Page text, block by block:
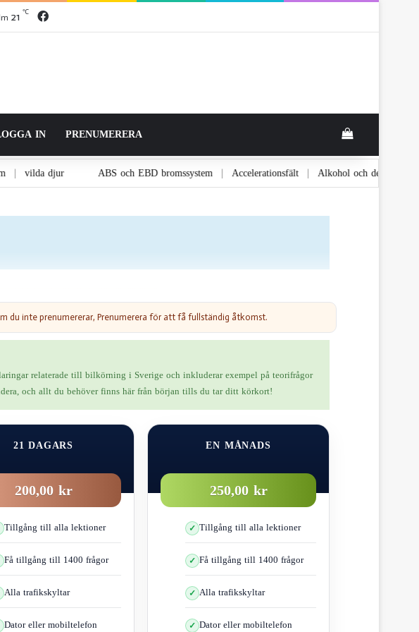
21 ℃
IN PRENUMERERA
problem | vilda djur ABS och EBD bromssystem | Accelerationsfält | Alkohol och
faran tills du börjar reagera och bromsa
tillryggalägger en längre sträcka ju högre hastighet
reaktionssträcka.
du inte prenumererar, Prenumerera för att få fullständig åtkomst.
relaterade till bilkörning i Sverige och inkluderar exempel på teorifrågor
och allt du behöver finns här från början tills du tar ditt körkort!
21 DAGARS
200,00 kr
Tillgång till alla lektioner
Få tillgång till 1400 frågor
Alla trafikskyltar
Dator eller mobiltelefon
EN MÅNADS
250,00 kr
Tillgång till alla lektioner
Få tillgång till 1400 frågor
Alla trafikskyltar
Dator eller mobiltelefon